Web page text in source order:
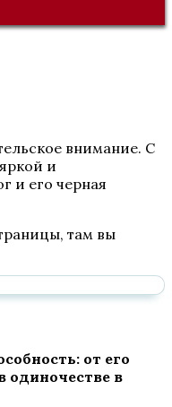
внимание. С
и
и его черная
там вы
от его
одиночестве в